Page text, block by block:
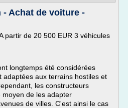
Achat de voiture -
partir de 20 500 EUR 3 véhicules
longtemps été considérées
adaptées aux terrains hostiles et
les constructeurs
de les adapter
de villes. C'est ainsi le cas